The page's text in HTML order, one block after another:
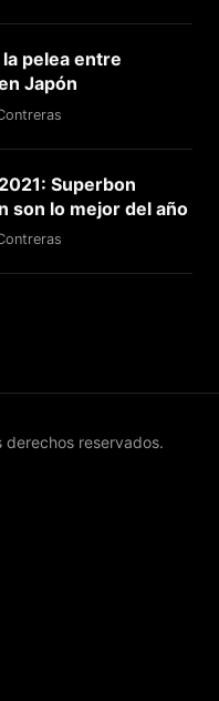
pelea entre
Japón
Superbon
son lo mejor del año
reservados.